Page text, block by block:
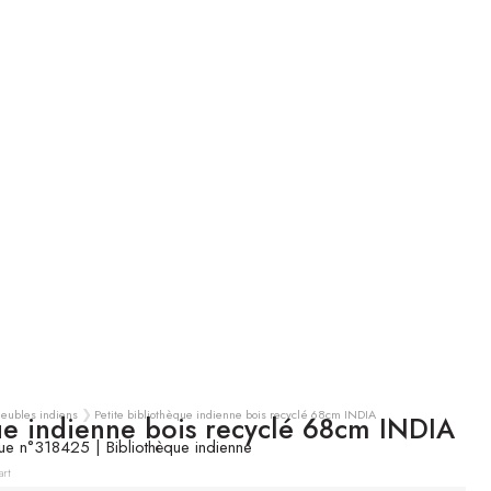
indiens Petite bibliothèque indienne bois recyclé 68cm INDIA
indienne bois recyclé 68cm INDIA
n°318425 | Bibliothèque indienne